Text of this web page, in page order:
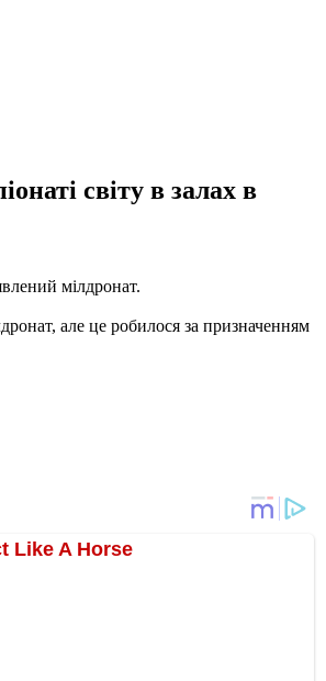
світу в залах в
мілдронат.
але це робилося за призначенням